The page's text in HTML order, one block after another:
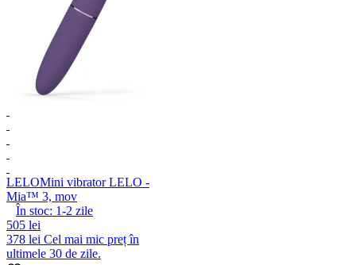
LELOMini vibrator LELO -
Mia™ 3, mov
În stoc: 1-2 zile
505 lei
378 lei Cel mai mic preț în
ultimele 30 de zile.